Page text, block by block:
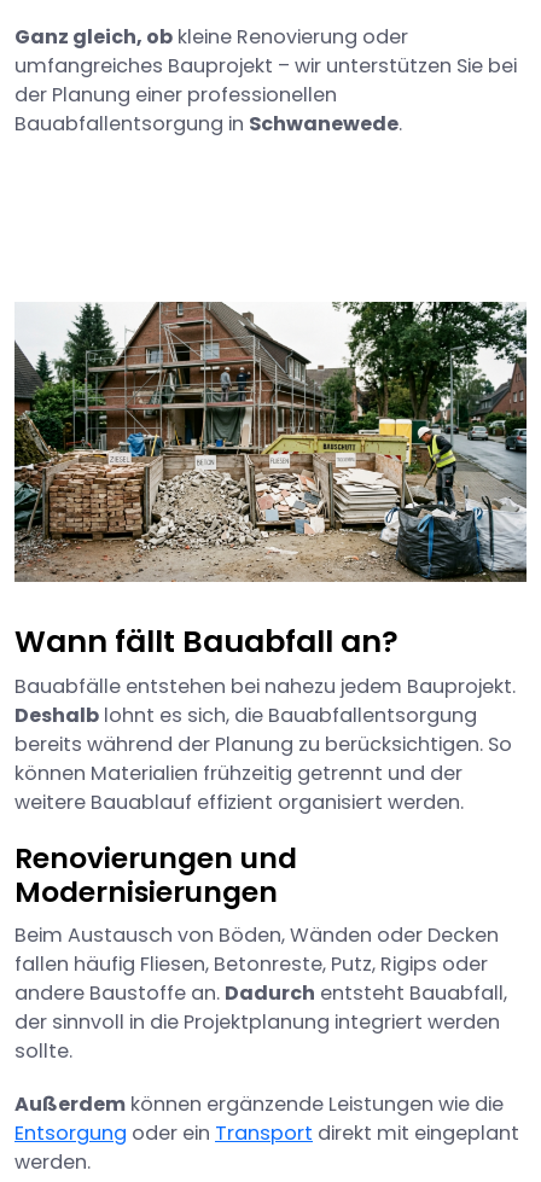
Ganz gleich, ob kleine Renovierung oder
umfangreiches Bauprojekt – wir unterstützen Sie bei
der Planung einer professionellen
Bauabfallentsorgung in Schwanewede.
Wann fällt Bauabfall an?
Bauabfälle entstehen bei nahezu jedem Bauprojekt.
Deshalb lohnt es sich, die Bauabfallentsorgung
bereits während der Planung zu berücksichtigen. So
können Materialien frühzeitig getrennt und der
weitere Bauablauf effizient organisiert werden.
Renovierungen und
Modernisierungen
Beim Austausch von Böden, Wänden oder Decken
fallen häufig Fliesen, Betonreste, Putz, Rigips oder
andere Baustoffe an. Dadurch entsteht Bauabfall,
der sinnvoll in die Projektplanung integriert werden
sollte.
Außerdem können ergänzende Leistungen wie die
Entsorgung oder ein Transport direkt mit eingeplant
werden.